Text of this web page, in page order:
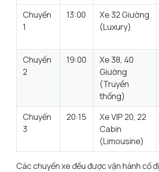
Chuyến
1
13:00
Xe 32 Giường
(Luxury)
Chuyến
2
19:00
Xe 38, 40
Giường
(Truyền
thống)
Chuyến
3
20:15
Xe VIP 20, 22
Cabin
(Limousine)
Các chuyến xe đều được vận hành cố